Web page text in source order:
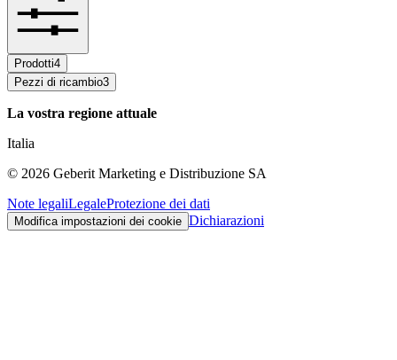
Prodotti4
Pezzi di ricambio3
La vostra regione attuale
Italia
© 2026 Geberit Marketing e Distribuzione SA
Note legaliLegaleProtezione dei dati
Modifica impostazioni dei cookie Dichiarazioni